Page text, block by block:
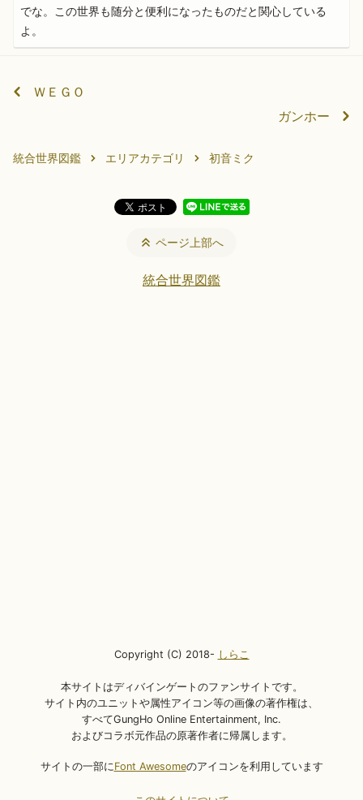
でな。この世界も随分と便利になったものだと関心している
よ。
ＷＥＧＯ
ガンホー
統合世界図鑑 エリアカテゴリ 初音ミク
ページ上部へ
統合世界図鑑
Copyright (C) 2018- しらこ
本サイトはディバインゲートのファンサイトです。
サイト内のユニットや属性アイコン等の画像の著作権は、
すべてGungHo Online Entertainment, Inc.
およびコラボ元作品の原著作者に帰属します。
サイトの一部にFont Awesomeのアイコンを利用しています